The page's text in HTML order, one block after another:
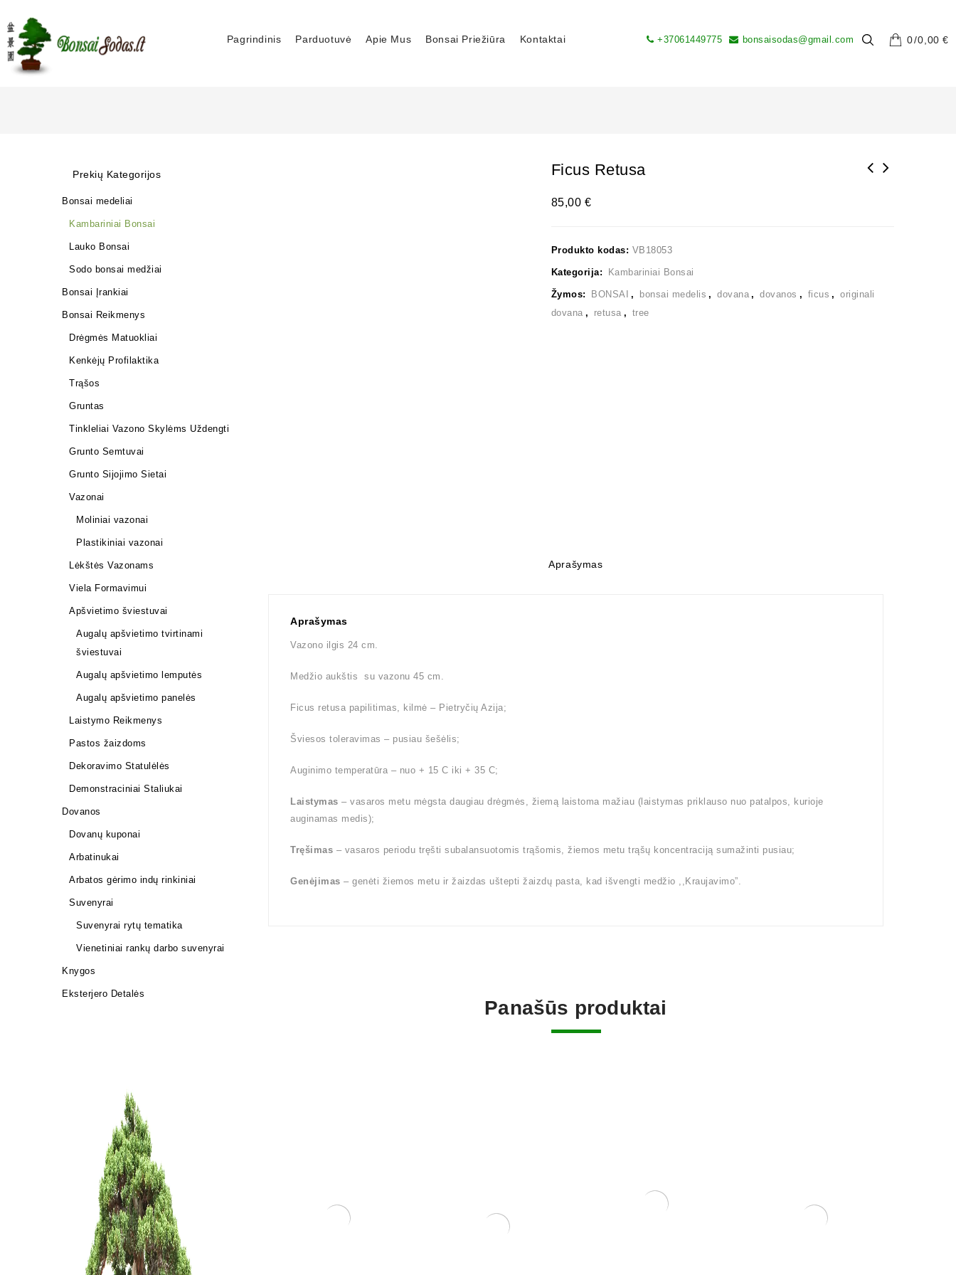
Pagrindinis Parduotuvė Apie Mus Bonsai Priežiūra Kontaktai 0 0,00€
+37061449775 bonsaisodas@gmail.com
Ficus Retusa
85,00€
Produkto kodas: VB18053
Kategorija: Kambariniai Bonsai
Žymos: BONSAI , bonsai medelis , dovana , dovanos , ficus ,
originali
dovana , retusa , tree
Aprašymas
Aprašymas
Vazono ilgis 24 cm.
Medžio aukštis su vazonu 45 cm.
Ficus retusa papilitimas, kilmė – Pietryčių Azija;
Šviesos toleravimas – pusiau šešėlis;
Auginimo temperatūra – nuo + 15 C iki + 35 C;
Laistymas – vasaros metu mėgsta daugiau drėgmės, žiemą laistoma mažiau (laistymas priklauso nuo patalpos, kurioje
auginamas medis);
Tręšimas – vasaros periodu tręšti subalansuotomis trąšomis, žiemos metu trąšų koncentraciją sumažinti pusiau;
Genėjimas – genėti žiemos metu ir žaizdas uštepti žaizdų pasta, kad išvengti medžio ,,Kraujavimo”.
Panašūs produktai
Prekių Kategorijos
Bonsai medeliai
Kambariniai Bonsai
Lauko Bonsai
Sodo bonsai medžiai
Bonsai Įrankiai
Bonsai Reikmenys
Drėgmės Matuokliai
Kenkėjų Profilaktika
Trąšos
Gruntas
Tinkleliai Vazono Skylėms Uždengti
Grunto Semtuvai
Grunto Sijojimo Sietai
Vazonai
Moliniai vazonai
Plastikiniai vazonai
Lėkštės Vazonams
Viela Formavimui
Apšvietimo šviestuvai
Augalų apšvietimo tvirtinami
šviestuvai
Augalų apšvietimo lemputės
Augalų apšvietimo panelės
Laistymo Reikmenys
Pastos žaizdoms
Dekoravimo Statulėlės
Demonstraciniai Staliukai
Dovanos
Dovanų kuponai
Arbatinukai
Arbatos gėrimo indų rinkiniai
Suvenyrai
Suvenyrai rytų tematika
Vienetiniai rankų darbo suvenyrai
Knygos
Eksterjero Detalės